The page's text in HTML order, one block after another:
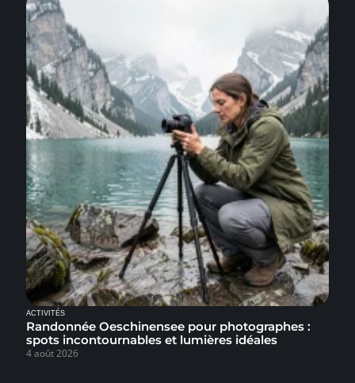
ACTIVITÉS
Randonnée Oeschinensee pour photographes :
spots incontournables et lumières idéales
4 août 2026